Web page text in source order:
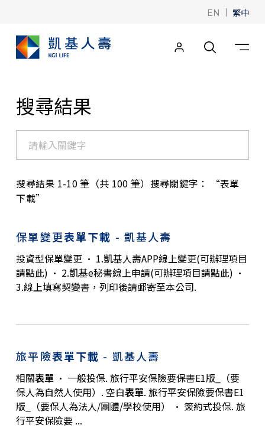
EN | 繁中
搜尋結果
搜尋結果 1-10 筆（共 100 筆）搜尋關鍵字： “表單
下載”
保單變更表單下載 - 凱基人壽
投資型保單變更 · 1.凱基人壽APP線上變更(可辦理項目
請點此) · 2.凱基e秘書線上申請(可辦理項目請點此) ·
3.線上填寫契變書，列印後請郵寄至本公司.
旅平險表單下載 - 凱基人壽
相關表單 · 一般投保. 旅行平安保險要保書E1版_（要
保人為自然人使用）. 空白表單. 旅行平安保險要保書E1
版_（要保人為法人/團體/學校使用） · 簽約式投保. 旅
行平安保險要 ...